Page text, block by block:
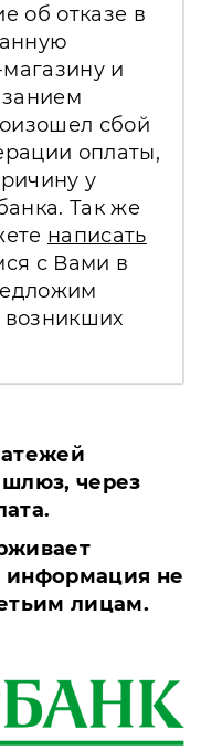
об отказе в
и
сбой
оплаты,
у
Так же
написать
с Вами в
через
информация не
лицам.